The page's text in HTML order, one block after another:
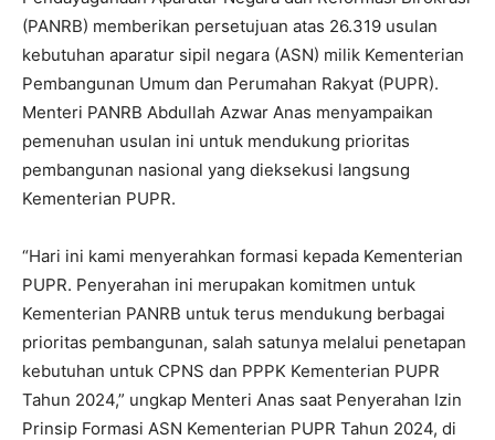
(PANRB) memberikan persetujuan atas 26.319 usulan
kebutuhan aparatur sipil negara (ASN) milik Kementerian
Pembangunan Umum dan Perumahan Rakyat (PUPR).
Menteri PANRB Abdullah Azwar Anas menyampaikan
pemenuhan usulan ini untuk mendukung prioritas
pembangunan nasional yang dieksekusi langsung
Kementerian PUPR.
“Hari ini kami menyerahkan formasi kepada Kementerian
PUPR. Penyerahan ini merupakan komitmen untuk
Kementerian PANRB untuk terus mendukung berbagai
prioritas pembangunan, salah satunya melalui penetapan
kebutuhan untuk CPNS dan PPPK Kementerian PUPR
Tahun 2024,” ungkap Menteri Anas saat Penyerahan Izin
Prinsip Formasi ASN Kementerian PUPR Tahun 2024, di